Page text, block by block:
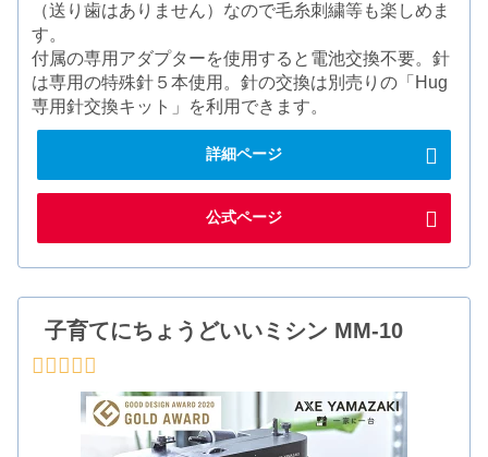
（送り歯はありません）なので毛糸刺繍等も楽しめま
す。
付属の専用アダプターを使用すると電池交換不要。針
は専用の特殊針５本使用。針の交換は別売りの「Hug
専用針交換キット」を利用できます。
詳細ページ
公式ページ
子育てにちょうどいいミシン MM-10